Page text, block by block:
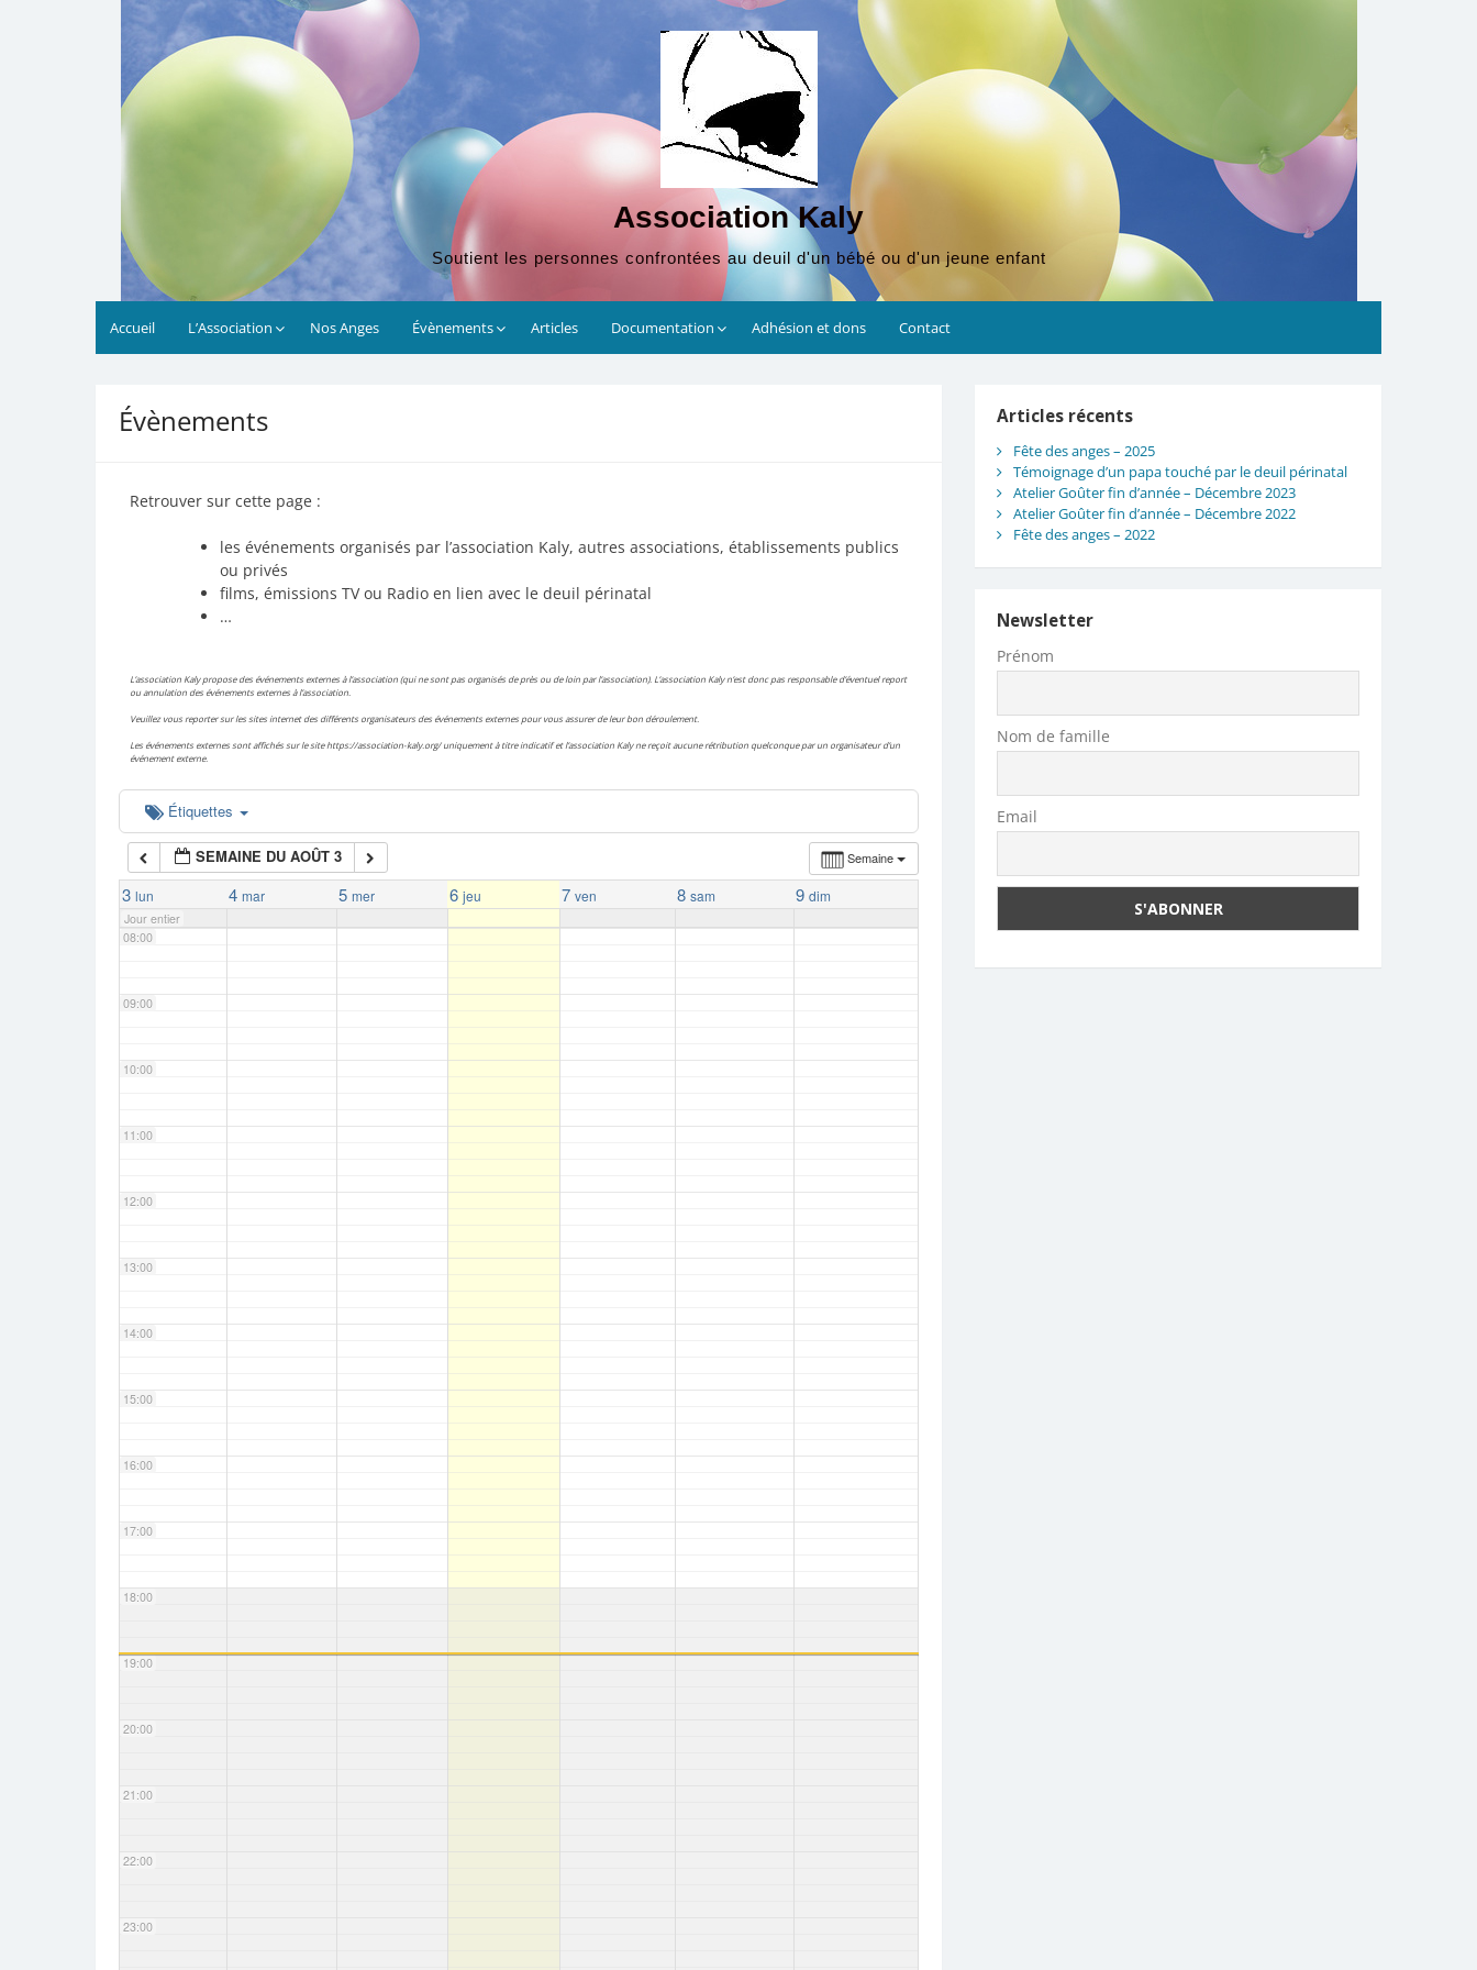
Association Kaly
Soutient les personnes confrontées au deuil d'un bébé ou d'un jeune enfant
Accueil L’Association Nos Anges Évènements Articles Documentation Adhésion et dons Contact
Évènements
Retrouver sur cette page :
les événements organisés par l’association Kaly, autres associations, établissements publics
ou privés
films, émissions TV ou Radio en lien avec le deuil périnatal
…
L’association Kaly propose des événements externes à l’association (qui ne sont pas organisés de près ou de loin par l’association). L’association Kaly n’est donc pas responsable d’éventuel report
ou annulation des événements externes à l’association.
Veuillez vous reporter sur les sites internet des différents organisateurs des événements externes pour vous assurer de leur bon déroulement.
Les événements externes sont affichés sur le site https://association-kaly.org/ uniquement à titre indicatif et l’association Kaly ne reçoit aucune rétribution quelconque par un organisateur d’un
événement externe.
Étiquettes
Semaine
SEMAINE DU AOÛT 3
3 lun 4 mar 5 mer 6 jeu 7 ven 8 sam 9 dim
Jour entier
00:00
04:00
05:00
06:00
07:00
08:00
09:00
10:00
11:00
12:00
13:00
14:00
15:00
16:00
17:00
18:00
19:00
20:00
21:00
22:00
23:00
Articles récents
Fête des anges – 2025
Témoignage d’un papa touché par le deuil périnatal
Atelier Goûter fin d’année – Décembre 2023
Atelier Goûter fin d’année – Décembre 2022
Fête des anges – 2022
Newsletter
Prénom
Nom de famille
Email